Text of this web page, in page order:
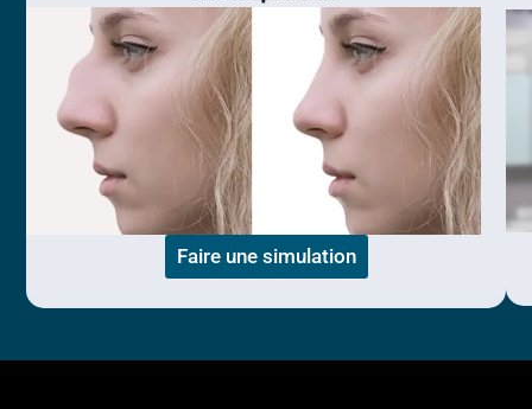
Faire une simulation